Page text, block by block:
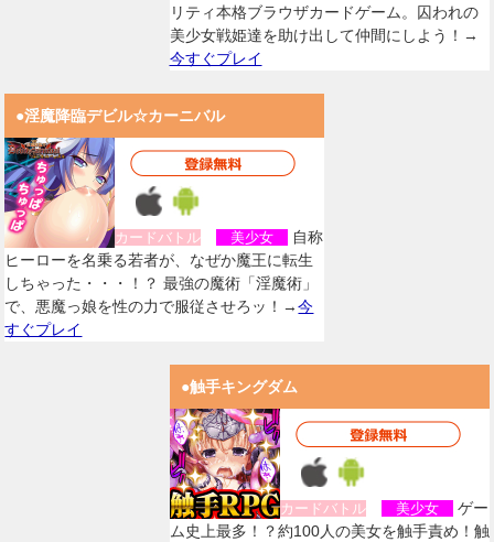
リティ本格ブラウザカードゲーム。囚われの
美少女戦姫達を助け出して仲間にしよう！→
今すぐプレイ
●淫魔降臨デビル☆カーニバル
カードバトル 美少女
自称
ヒーローを名乗る若者が、なぜか魔王に転生
しちゃった・・・！？ 最強の魔術「淫魔術」
で、悪魔っ娘を性の力で服従させろッ！→今
すぐプレイ
●触手キングダム
カードバトル 美少女
ゲー
ム史上最多！？約100人の美女を触手責め！触